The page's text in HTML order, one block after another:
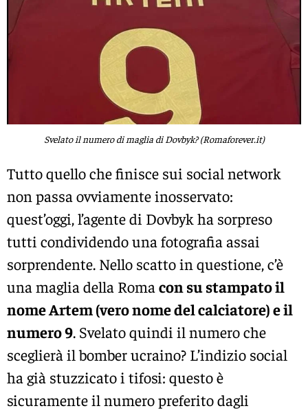
Svelato il numero di maglia di Dovbyk? (Romaforever.it)
Tutto quello che finisce sui social network
non passa ovviamente inosservato:
quest’oggi, l’agente di Dovbyk ha sorpreso
tutti condividendo una fotografia assai
sorprendente. Nello scatto in questione, c’è
una maglia della Roma con su stampato il
nome Artem (vero nome del calciatore) e il
numero 9. Svelato quindi il numero che
sceglierà il bomber ucraino? L’indizio social
ha già stuzzicato i tifosi: questo è
sicuramente il numero preferito dagli